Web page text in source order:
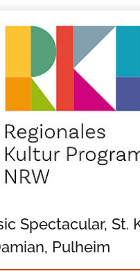
Spectacular, St.
Pulheim